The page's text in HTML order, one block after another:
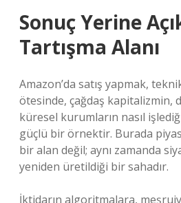
Sonuç Yerine
Tartışma Alanı
Amazon’da satış yapmak,
ötesinde, çağdaş kapitalizmin,
küresel kurumların nasıl
güçlü bir örnektir. Burada
bir alan değil; aynı zamanda
yeniden üretildiği bir sahadır.
İktidarın algoritmalara,